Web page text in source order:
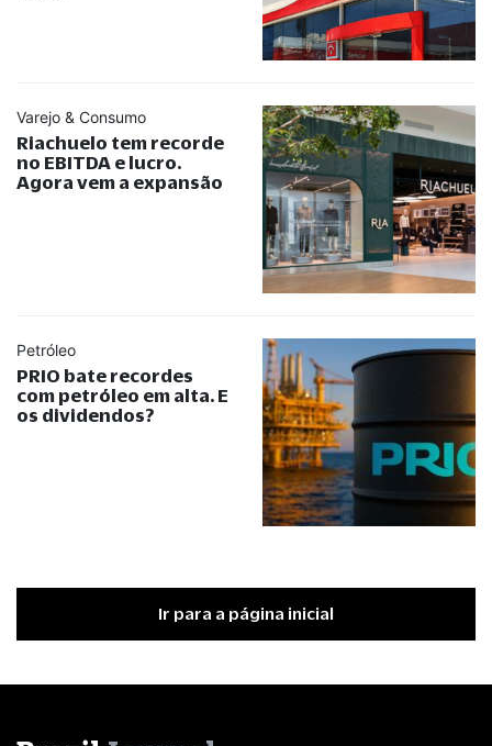
Varejo & Consumo
Riachuelo tem recorde
no EBITDA e lucro.
Agora vem a expansão
Petróleo
PRIO bate recordes
com petróleo em alta. E
os dividendos?
Ir para a página inicial